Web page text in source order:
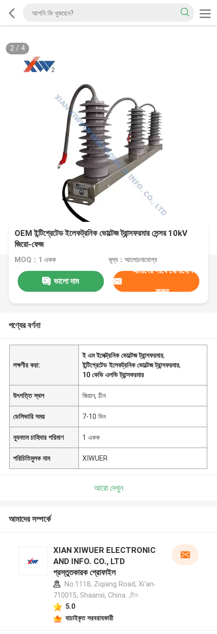
2/ 4
OEM ইন্টিগ্রেটেড ইলেকট্রনিক ভোল্টেজ ট্রান্সফরমার সেন্সর 10kV
জিরো-ফেজ
MOQ：1 একক মূল্য：আলোচনাযোগ্য
ভালো দাম
আমাদের সাথে যোগাযোগ
করুন
পণ্যের বর্ণনা
লক্ষণীয় করা:
ই এম ইলেক্ট্রনিক ভোল্টেজ ট্রান্সফরমার,
ইন্টিগ্রেটেড ইলেকট্রনিক ভোল্টেজ ট্রান্সফরমার,
10 কেভি এলভি ট্রান্সফরমার
উৎপত্তি স্থল জিয়ান, চীন
ডেলিভারি সময় 7-10 দিন
ন্যূনতম চাহিদার পরিমাণ 1 একক
পরিচিতিমুলক নাম XIWUER
আরো দেখুন
আমাদের সম্পর্কে
XIAN XIWUER ELECTRONIC
AND INFO. CO., LTD
প্রস্তুতকারক প্রোফাইল
No.1118, Ziqiang Road, Xi'an-
710015, Shaanxi, China. ,চীন
5.0
যাচাইকৃত সরবরাহকারী